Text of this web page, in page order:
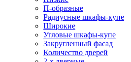
П-образные
Радиусные шкафы-купе
Широкие
Угловые шкафы-купе
Закругленный фасад
Количество дверей